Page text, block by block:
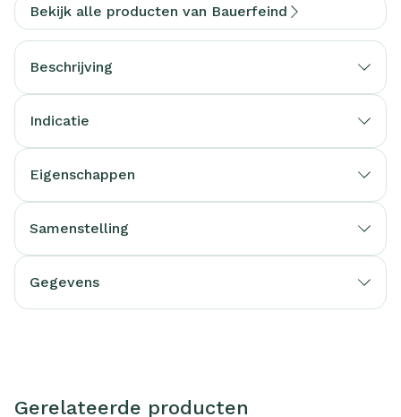
Bekijk alle producten van Bauerfeind
Beschrijving
Indicatie
Eigenschappen
Samenstelling
Gegevens
Gerelateerde producten